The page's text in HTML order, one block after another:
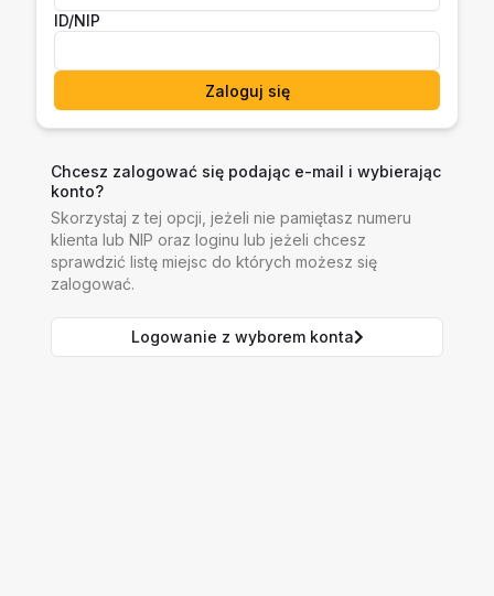
ID/NIP
Zaloguj się
Chcesz zalogować się podając e-mail i wybierając
konto?
Skorzystaj z tej opcji, jeżeli nie pamiętasz numeru
klienta lub NIP oraz loginu lub jeżeli chcesz
sprawdzić listę miejsc do których możesz się
zalogować.
Logowanie z wyborem konta